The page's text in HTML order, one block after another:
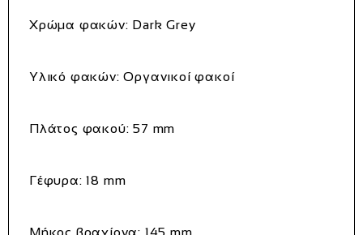
Χρώμα φακών: Dark Grey
Υλικό φακών: Οργανικοί φακοί
Πλάτος φακού: 57 mm
Γέφυρα: 18 mm
Μήκος βραχίονα: 145 mm